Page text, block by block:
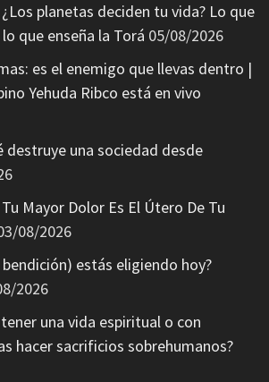
planetas deciden tu vida? Lo que
que enseña la Torá 05/08/2026
es el enemigo que llevas dentro |
Yehuda Ribco está en vivo
destruye una sociedad desde
Mayor Dolor Es El Útero De Tu
08/2026
estás eligiendo hoy?
2026
una vida espiritual o con
hacer sacrificios sobrehumanos?